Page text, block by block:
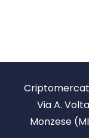
Via A.
Monzese